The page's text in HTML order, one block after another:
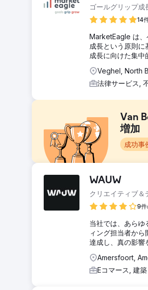
ゴールグリップ成
14
MarketEagle は、
成長という原則
成長に向けた集中
Veghel, North
法律サービス,
Van
増加
成功事
課題
Van Beek Houtbouw は、さま
じてリクエストをより安定させ
ソリューション
最高の CPA を得るために、
ーガニックな基盤を築くために
セッション数 +46%、ユーザー
WAUW
クリエイティブ＆
9件
当社では、あらゆ
ィング担当者か
達成し、真の影響
Amersfoort,
Eコマース, 建築